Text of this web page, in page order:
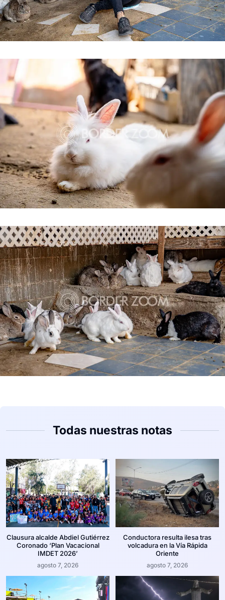
Todas nuestras notas
Clausura alcalde Abdiel Gutiérrez
Coronado ‘Plan Vacacional
IMDET 2026’
agosto 7, 2026
Conductora resulta ilesa tras
volcadura en la Vía Rápida
Oriente
agosto 7, 2026